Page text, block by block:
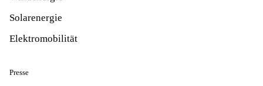
Solarenergie
Elektromobilität
Presse